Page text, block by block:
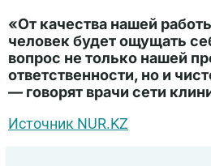
«От качества нашей
человек будет ощущать
вопрос не только нашей
ответственности, но и
— говорят врачи сети
Источник NUR.KZ